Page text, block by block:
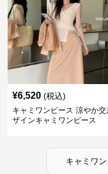
¥6,520 (税込)
キャミワンピース 涼やか
ザインキャミワンピース
キャミワ